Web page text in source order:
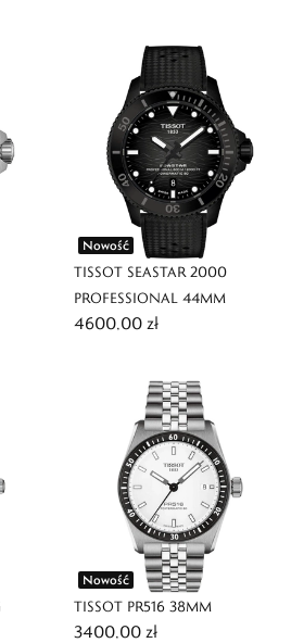
Nowość
TISSOT SEASTAR 2000
PROFESSIONAL 44MM
4600,00 zł
Nowość
TISSOT PR516 38MM
3400,00 zł